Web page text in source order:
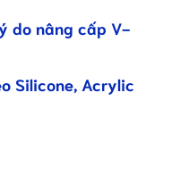
do nâng cấp V-
Silicone, Acrylic